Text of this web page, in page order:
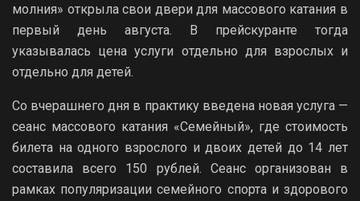
молния» открыла свои двери для массового катания в
первый день августа. В прейскуранте тогда
указывалась цена услуги отдельно для взрослых и
отдельно для детей.
Со вчерашнего дня в практику введена новая услуга —
сеанс массового катания «Семейный», где стоимость
билета на одного взрослого и двоих детей до 14 лет
составила всего 150 рублей. Сеанс организован в
рамках популяризации семейного спорта и здорового